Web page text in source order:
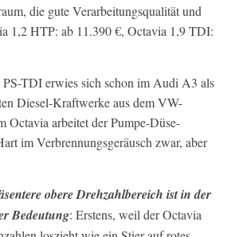
die gute Verarbeitungsqualität und
1,2 HTP: ab 11.390 €, Octavia 1,9 TDI:
TDI erwies sich schon im Audi A3 als
Diesel-Kraftwerke aus dem VW-
Octavia arbeitet der Pumpe-Düse-
im Verbrennungsgeräusch zwar, aber
obere Drehzahlbereich ist in der
Bedeutung: Erstens, weil der Octavia